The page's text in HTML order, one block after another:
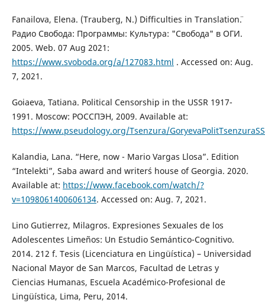
Fanailova, Elena. (Trauberg, N.) ¨Difficulties in Translation¨.
Радио Свобода: Программы: Культура: "Свобода" в ОГИ.
2005. Web. 07 Aug 2021:
https://www.svoboda.org/a/127083.html . Accessed on: Aug.
7, 2021.
Goiaeva, Tatiana. Political Censorship in the USSR 1917-
1991. Мoscow: РОССПЭН, 2009. Available at:
https://www.pseudology.org/Tsenzura/
Kalandia, Lana. “Here, now - Mario Vargas Llosa”. Edition
“Intelekti”, Saba award and writer´s house of Georgia. 2020.
Available at: https://www.facebook.com/watch/?
v=1098061400606134. Accessed on: Aug. 7, 2021.
Lino Gutierrez, Milagros. Expresiones Sexuales de los
Adolescentes Limeños: Un Estudio Semántico-Cognitivo.
2014. 212 f. Tesis (Licenciatura en Lingüística) – Universidad
Nacional Mayor de San Marcos, Facultad de Letras y
Ciencias Humanas, Escuela Académico-Profesional de
Lingüística, Lima, Peru, 2014.